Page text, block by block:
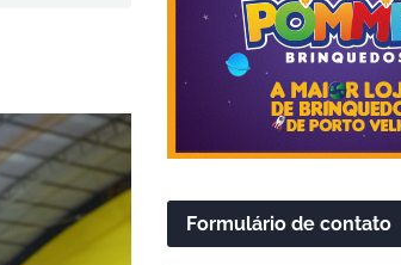
Formulário de contato